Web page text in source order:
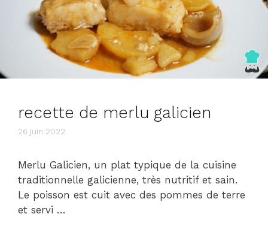
recette de merlu galicien
26 juin 2022
Merlu Galicien, un plat typique de la cuisine
traditionnelle galicienne, très nutritif et sain.
Le poisson est cuit avec des pommes de terre
et servi …